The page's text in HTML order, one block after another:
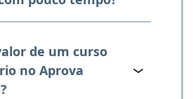
de um curso
no Aprova